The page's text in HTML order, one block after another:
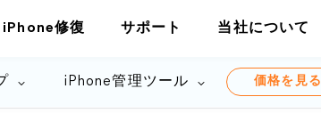
iPhone修復 サポート 当社について
iPhone管理ツール 価格を見る